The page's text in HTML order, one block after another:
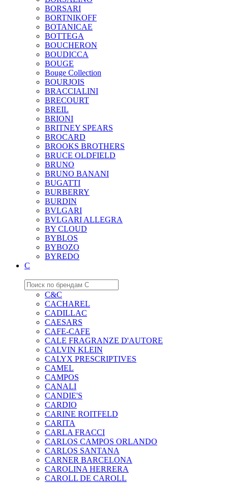
BORSARI
BORTNIKOFF
BOTANICAE
BOTTEGA
BOUCHERON
BOUDICCA
BOUGE
Bouge Collection
BOURJOIS
BRACCIALINI
BRECOURT
BREIL
BRIONI
BRITNEY SPEARS
BROCARD
BROOKS BROTHERS
BRUCE OLDFIELD
BRUNO
BRUNO BANANI
BUGATTI
BURBERRY
BURDIN
BVLGARI
BVLGARI ALLEGRA
BY CLOUD
BYBLOS
BYBOZO
BYREDO
C
C&C
CACHAREL
CADILLAC
CAESARS
CAFE-CAFE
CALE FRAGRANZE D'AUTORE
CALVIN KLEIN
CALYX PRESCRIPTIVES
CAMEL
CAMPOS
CANALI
CANDIE'S
CARDIO
CARINE ROITFELD
CARITA
CARLA FRACCI
CARLOS CAMPOS ORLANDO
CARLOS SANTANA
CARNER BARCELONA
CAROLINA HERRERA
CAROLL DE CAROLL